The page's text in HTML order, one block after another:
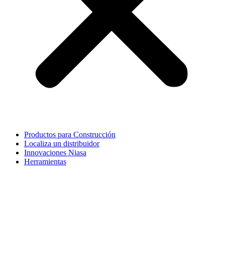
Productos para Construcción
Localiza un distribuidor
Innovaciones Niasa
Herramientas